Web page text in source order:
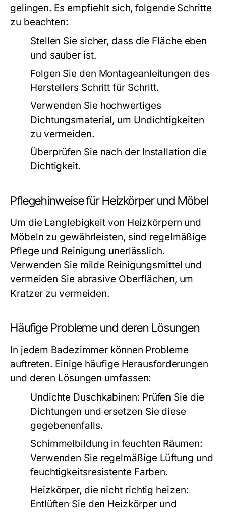
gelingen. Es empfiehlt sich, folgende Schritte
zu beachten:
Stellen Sie sicher, dass die Fläche eben
und sauber ist.
Folgen Sie den Montageanleitungen des
Herstellers Schritt für Schritt.
Verwenden Sie hochwertiges
Dichtungsmaterial, um Undichtigkeiten
zu vermeiden.
Überprüfen Sie nach der Installation die
Dichtigkeit.
Pflegehinweise für Heizkörper und Möbel
Um die Langlebigkeit von Heizkörpern und
Möbeln zu gewährleisten, sind regelmäßige
Pflege und Reinigung unerlässlich.
Verwenden Sie milde Reinigungsmittel und
vermeiden Sie abrasive Oberflächen, um
Kratzer zu vermeiden.
Häufige Probleme und deren Lösungen
In jedem Badezimmer können Probleme
auftreten. Einige häufige Herausforderungen
und deren Lösungen umfassen:
Undichte Duschkabinen: Prüfen Sie die
Dichtungen und ersetzen Sie diese
gegebenenfalls.
Schimmelbildung in feuchten Räumen:
Verwenden Sie regelmäßige Lüftung und
feuchtigkeitsresistente Farben.
Heizkörper, die nicht richtig heizen:
Entlüften Sie den Heizkörper und